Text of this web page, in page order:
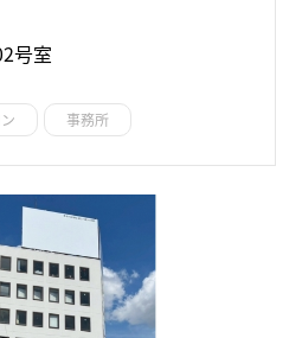
号室
事務所